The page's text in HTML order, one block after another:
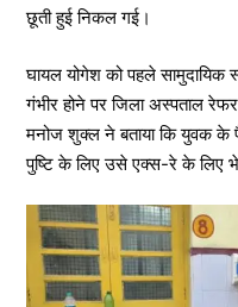
छूती हुई निकल गई।
घायल योगेश को पहले सामुदायिक
गंभीर होने पर जिला अस्पताल
मनोज शुक्ल ने बताया कि युवक के
पुष्टि के लिए उसे एक्स-रे के लिए